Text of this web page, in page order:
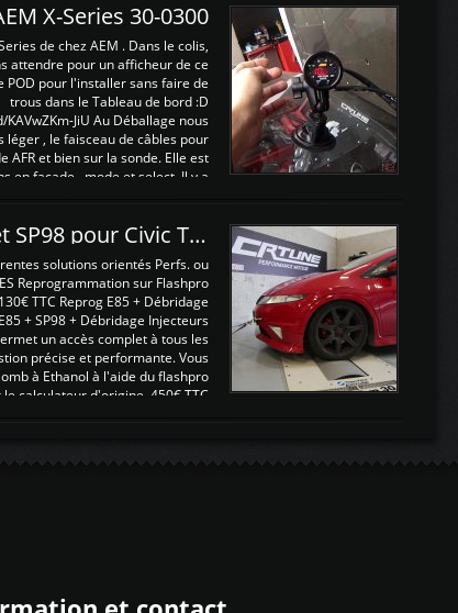
X-Series 30-0300
de chez AEM . Dans le colis,
attendre pour un afficheur de ce
pour l'installer sans faire de
trous dans le Tableau de bord :D
JiU Au Déballage nous
, le faisceau de câbles pour
AFR et bien sur la sonde. Elle est
en façade , mode et select. Il y a
Reprogrammations E85 et SP98 pour Civic Type R FN2
solutions orientés Perfs. ou
Reprogrammation sur Flashpro
TTC Reprog E85 + Débridage
+ SP98 + Débridage Injecteurs
un accès complet à tous les
précise et performante. Vous
à Ethanol à l'aide du flashpro
le calculateur d'origine 450€ TTC